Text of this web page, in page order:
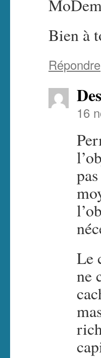
Bien à
Répondre
16
Le
ne